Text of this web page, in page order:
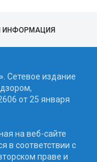
ИНФОРМАЦИЯ
Сетевое издание
от 25 января
на веб-сайте
в соответствии с
праве и